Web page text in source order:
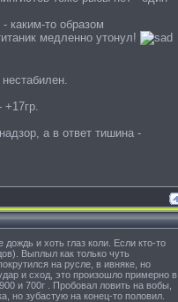
каким-то образом
медленно утонул!
а в ответ тишина -
и хоть глаз коли. Если кто-то
Выплыл как только чуть
на русле, в ивняке, но
и сход, это произошло примерно в
и 700г . Пробовал ловить на вобы,
но зубастую на конец-то половил.